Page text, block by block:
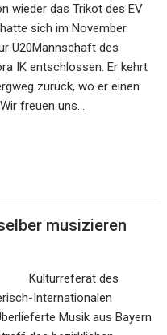
wieder das Trikot des EV
sich im November
U20Mannschaft des
IK entschlossen. Er kehrt
zurück, wo er einen
freuen uns…
musizieren
Kulturreferat des
Internationalen
Musik aus Bayern